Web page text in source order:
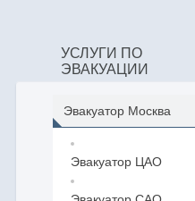
УСЛУГИ ПО
ЭВАКУАЦИИ
Эвакуатор Москва
Эвакуатор ЦАО